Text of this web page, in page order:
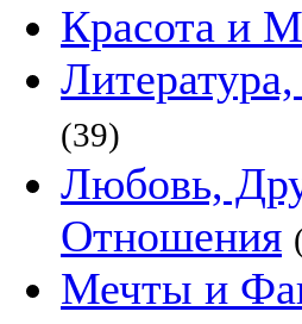
Красота и
(39)
Любовь,
Отношения
Мечты и